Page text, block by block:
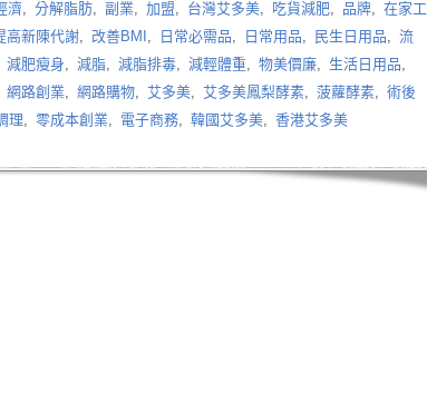
濟, 分解脂肪, 副業, 加盟, 台灣艾多美, 吃貨減肥, 品牌, 在家工
高新陳代謝, 改善BMI , 日常必需品, 日常用品, 民生日用品, 流
減肥瘦身, 減脂, 減脂排毒, 減輕體重, 物美價廉, 生活日用品,
網路創業, 網路購物, 艾多美, 艾多美鳳梨酵素, 菠蘿酵素, 術後
理, 零成本創業, 電子商務, 韓國艾多美, 香港艾多美